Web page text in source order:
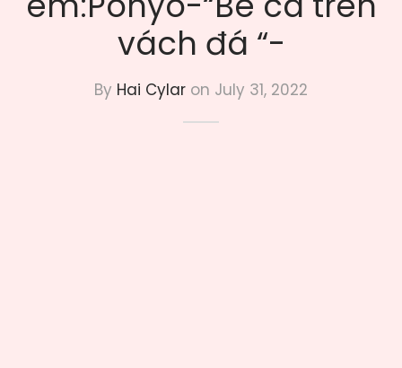
vách đá “-
By Hai Cylar on July 31, 2022